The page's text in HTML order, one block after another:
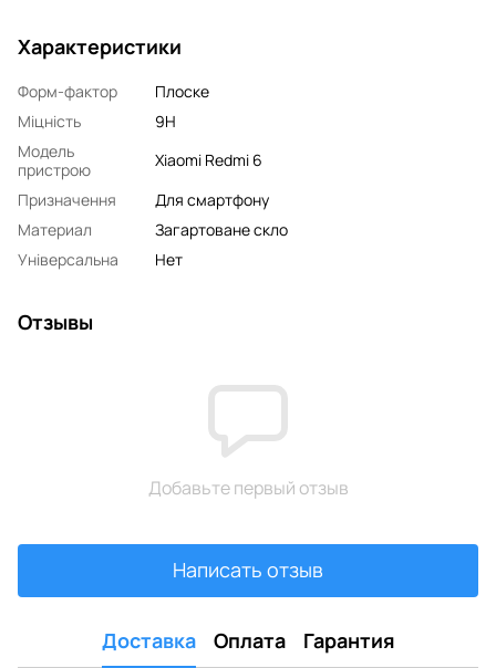
Характеристики
Форм-фактор
Плоске
Міцність
9H
Модель
пристрою
Xiaomi Redmi 6
Призначення
Для смартфону
Материал
Загартоване скло
Універсальна
Нет
Отзывы
Добавьте первый отзыв
Написать отзыв
Доставка Оплата Гарантия